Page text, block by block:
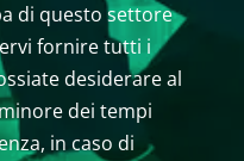
di questo settore
fornire tutti i
desiderare al
dei tempi
in caso di